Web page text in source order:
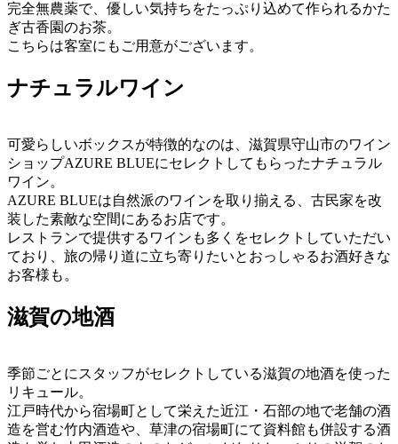
完全無農薬で、優しい気持ちをたっぷり込めて作られるかた
ぎ古香園のお茶。
こちらは客室にもご用意がございます。
ナチュラルワイン
可愛らしいボックスが特徴的なのは、滋賀県守山市のワイン
ショップAZURE BLUEにセレクトしてもらったナチュラル
ワイン。
AZURE BLUEは自然派のワインを取り揃える、古民家を改
装した素敵な空間にあるお店です。
レストランで提供するワインも多くをセレクトしていただい
ており、旅の帰り道に立ち寄りたいとおっしゃるお酒好きな
お客様も。
滋賀の地酒
季節ごとにスタッフがセレクトしている滋賀の地酒を使った
リキュール。
江戸時代から宿場町として栄えた近江・石部の地で老舗の酒
造を営む竹内酒造や、草津の宿場町にて資料館も併設する酒